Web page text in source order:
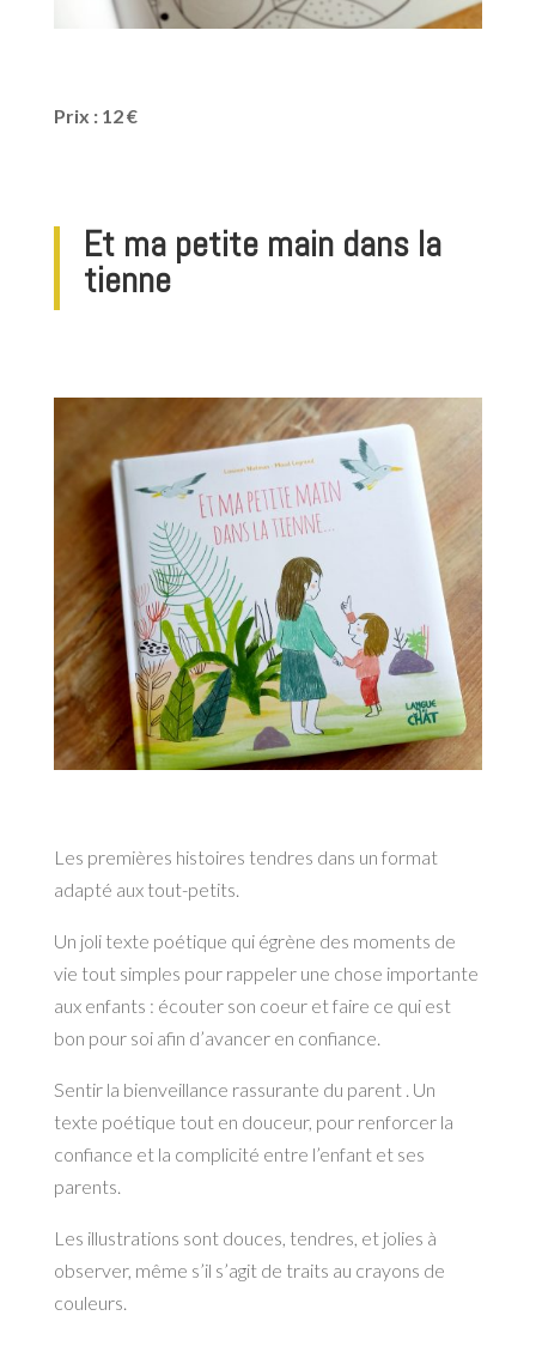
Prix : 12 €
Et ma petite main dans la
tienne
Les premières histoires tendres dans un format
adapté aux tout-petits.
Un joli texte poétique qui égrène des moments de
vie tout simples pour rappeler une chose importante
aux enfants : écouter son coeur et faire ce qui est
bon pour soi afin d’avancer en confiance.
Sentir la bienveillance rassurante du parent . Un
texte poétique tout en douceur, pour renforcer la
confiance et la complicité entre l’enfant et ses
parents.
Les illustrations sont douces, tendres, et jolies à
observer, même s’il s’agit de traits au crayons de
couleurs.